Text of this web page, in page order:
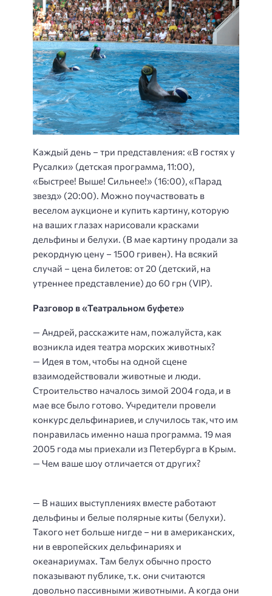
Каждый день – три представления: «В гостях у
Русалки» (детская программа, 11:00),
«Быстрее! Выше! Сильнее!» (16:00), «Парад
звезд» (20:00). Можно поучаствовать в
веселом аукционе и купить картину, которую
на ваших глазах нарисовали красками
дельфины и белухи. (В мае картину продали за
рекордную цену – 1500 гривен). На всякий
случай – цена билетов: от 20 (детский, на
утреннее представление) до 60 грн (VIP).
Разговор в «Театральном буфете»
— Андрей, расскажите нам, пожалуйста, как
возникла идея театра морских животных?
— Идея в том, чтобы на одной сцене
взаимодействовали животные и люди.
Строительство началось зимой 2004 года, и в
мае все было готово. Учредители провели
конкурс дельфинариев, и случилось так, что им
понравилась именно наша программа. 19 мая
2005 года мы приехали из Петербурга в Крым.
— Чем ваше шоу отличается от других?
— В наших выступлениях вместе работают
дельфины и белые полярные киты (белухи).
Такого нет больше нигде – ни в американских,
ни в европейских дельфинариях и
океанариумах. Там белух обычно просто
показывают публике, т.к. они считаются
довольно пассивными животными. А когда они